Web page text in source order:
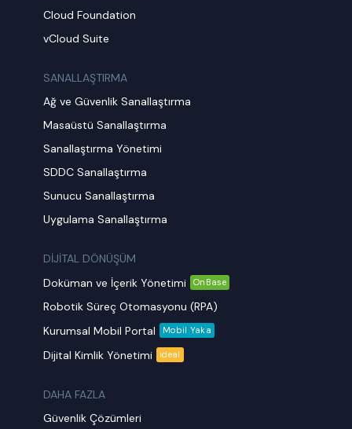
Cloud Foundation
vCloud Suite
SANALLAŞTIRMA
Ağ ve Güvenlik Sanallaştırma
Masaüstü Sanallaştırma
Sanallaştırma Yönetimi
SDDC Sanallaştırma
Sunucu Sanallaştırma
Uygulama Sanallaştırma
DİJİTAL DÖNÜŞÜM
Doküman ve İçerik Yönetimi
OnBase
Robotik Süreç Otomasyonu (RPA)
Kurumsal Mobil Portal
Mobil Yaka
Dijital Kimlik Yönetimi ideal
DAHA FAZLA
Güvenlik Çözümleri